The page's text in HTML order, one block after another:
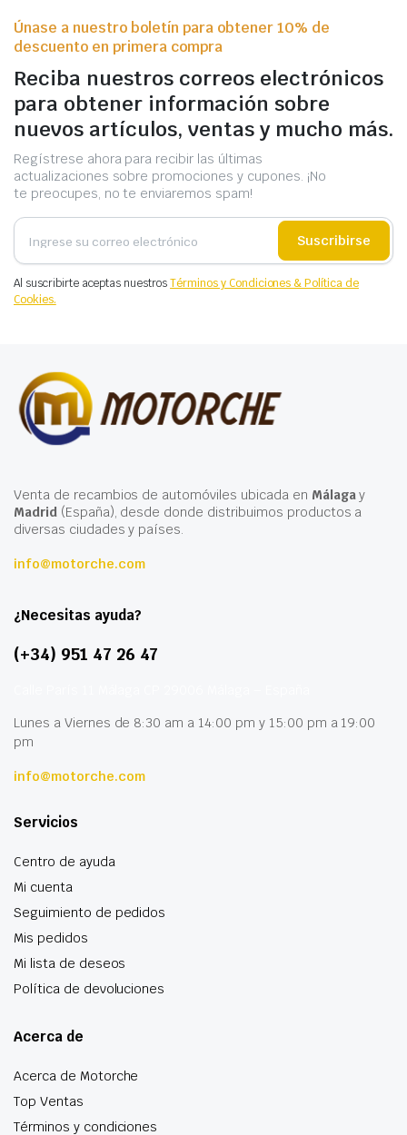
Únase a nuestro boletín para obtener 10% de
descuento en primera compra
Reciba nuestros correos electrónicos
para obtener información sobre
nuevos artículos, ventas y mucho más.
Regístrese ahora para recibir las últimas
actualizaciones sobre promociones y cupones. ¡No
te preocupes, no te enviaremos spam!
Suscribirse
Al suscribirte aceptas nuestrosTérminos y Condiciones & Política de
Cookies.
Venta de recambios de automóviles ubicada en Málagay
Madrid(España), desde donde distribuimos productos a
diversas ciudades y países.
info@motorche.com
¿Necesitas ayuda?
(+34) 951 47 26 47
Lunes a Viernes de 8:30 am a 14:00 pm y 15:00 pm a 19:00
pm
info@motorche.com
Servicios
Centro de ayuda
Mi cuenta
Seguimiento de pedidos
Mis pedidos
Mi lista de deseos
Política de devoluciones
Acerca de
Acerca de Motorche
Top Ventas
Términos y condiciones